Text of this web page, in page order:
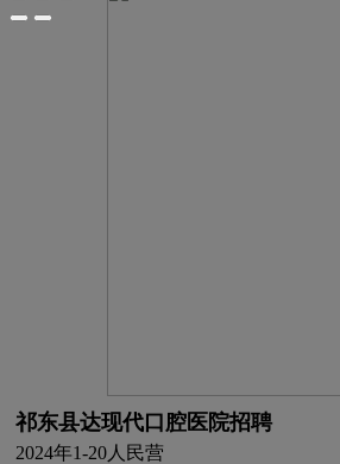
祁东县达现代口腔医院招聘
2024年1-20人 民营